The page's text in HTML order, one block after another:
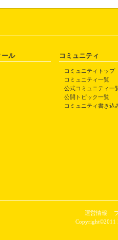
ール コミュニティ
コミュニティトップ
コミュニティ一覧
公式コミュニティ一
公開トピック一覧
コミュニティ書き込
運営情報
Copyright©2011